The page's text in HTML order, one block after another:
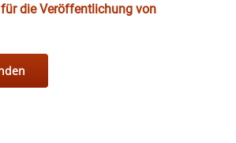
die Veröffentlichung von